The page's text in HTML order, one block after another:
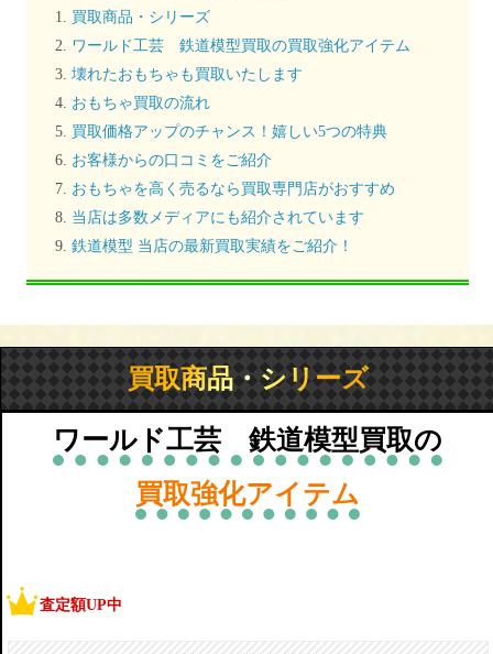
買取商品・シリーズ
ワールド工芸 鉄道模型買取の買取強化アイテム
壊れたおもちゃも買取いたします
おもちゃ買取の流れ
買取価格アップのチャンス！嬉しい5つの特典
お客様からの口コミをご紹介
おもちゃを高く売るなら買取専門店がおすすめ
当店は多数メディアにも紹介されています
鉄道模型 当店の最新買取実績をご紹介！
買取商品・シリーズ
ワールド工芸 鉄道模型買取の
買取強化アイテム
査定額UP中